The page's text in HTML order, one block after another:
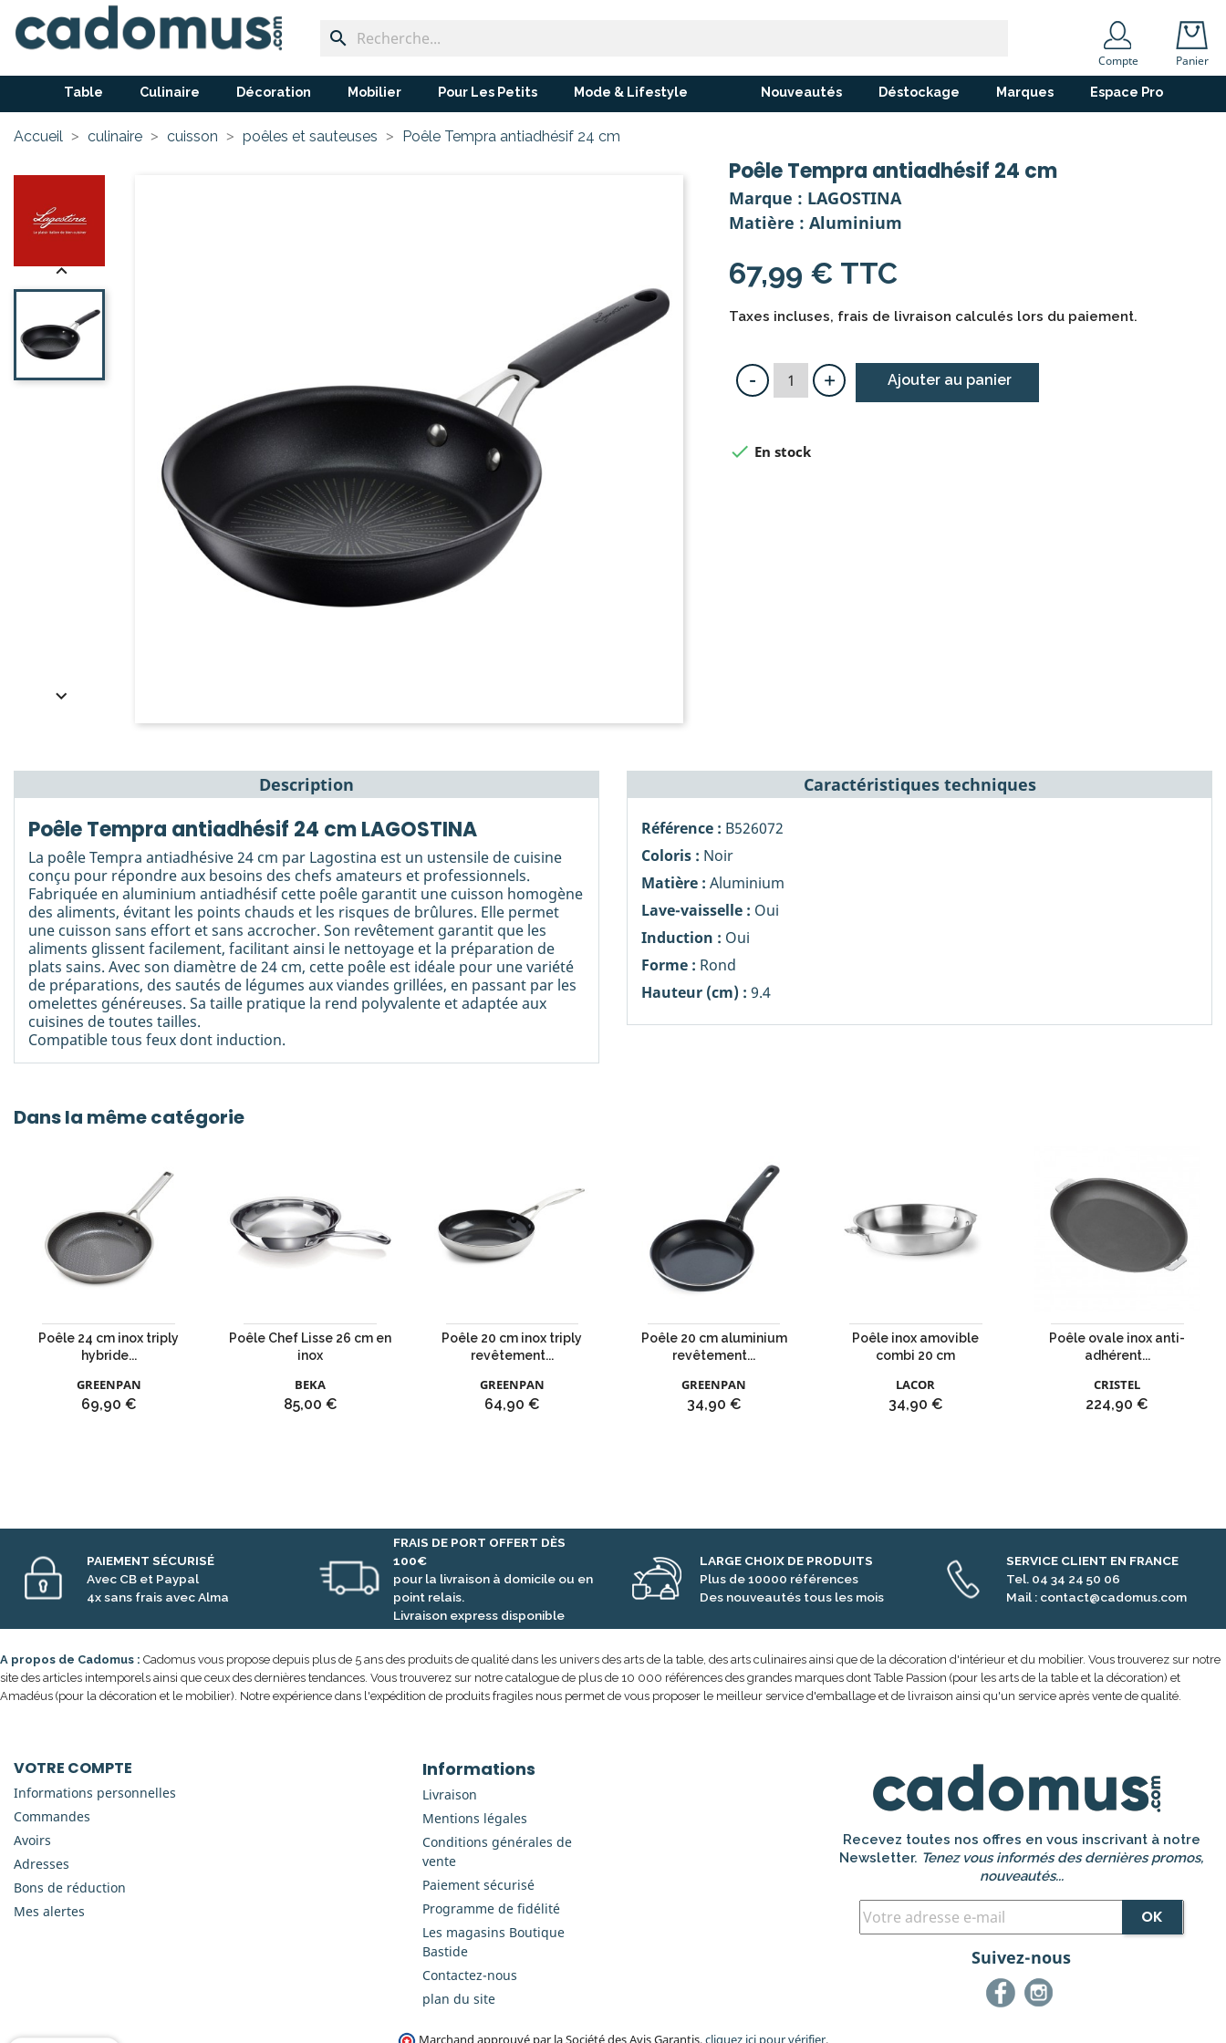
search
Compte
Panier
Table
Culinaire Décoration Mobilier Pour Les Petits Mode & Lifestyle Nouveautés Déstockage Marques Espace Pro
Accueil culinaire cuisson poêles et sauteuses Poêle Tempra antiadhésif 24 cm


Poêle Tempra antiadhésif 24 cm
Marque : LAGOSTINA
Matière : Aluminium
67,99 € TTC
Taxes incluses, frais de livraison calculés lors du paiement.
- +
 En stock
Ajouter au panier
Description
Poêle Tempra antiadhésif 24 cm LAGOSTINA
La poêle Tempra antiadhésive 24 cm par Lagostina est un ustensile de cuisine
conçu pour répondre aux besoins des chefs amateurs et professionnels.
Fabriquée en aluminium antiadhésif cette poêle garantit une cuisson homogène
des aliments, évitant les points chauds et les risques de brûlures. Elle permet
une cuisson sans effort et sans accrocher. Son revêtement garantit que les
aliments glissent facilement, facilitant ainsi le nettoyage et la préparation de
plats sains. Avec son diamètre de 24 cm, cette poêle est idéale pour une variété
de préparations, des sautés de légumes aux viandes grillées, en passant par les
omelettes généreuses. Sa taille pratique la rend polyvalente et adaptée aux
cuisines de toutes tailles.
Compatible tous feux dont induction.
Caractéristiques techniques
Référence : B526072
Coloris : Noir
Matière : Aluminium
Lave-vaisselle : Oui
Induction : Oui
Forme : Rond
Hauteur (cm) : 9.4
Dans la même catégorie
Poêle 24 cm inox triply
hybride...
GREENPAN
Prix
69,90 €
Poêle Chef Lisse 26 cm en
inox
BEKA
Prix
85,00 €
Poêle 20 cm inox triply
revêtement...
GREENPAN
Prix
64,90 €
Poêle 20 cm aluminium
revêtement...
GREENPAN
Prix
34,90 €
Poêle inox amovible
combi 20 cm
LACOR
Prix
34,90 €
Poêle ovale inox anti-
adhérent...
CRISTEL
Prix
224,90 €
PAIEMENT SÉCURISÉ
Avec CB et Paypal
4x sans frais avec Alma
FRAIS DE PORT OFFERT DÈS
100€
pour la livraison à domicile ou en
point relais.
Livraison express disponible
LARGE CHOIX DE PRODUITS
Plus de 10000 références
Des nouveautés tous les mois
SERVICE CLIENT EN FRANCE
Tel. 04 34 24 50 06
Mail : contact@cadomus.com
A propos de Cadomus : Cadomus vous propose depuis plus de 5 ans des produits de qualité dans les univers des arts de la table, des arts culinaires ainsi que de la décoration d'intérieur et du mobilier. Vous trouverez sur notre
site des articles intemporels ainsi que ceux des dernières tendances. Vous trouverez sur notre catalogue de plus de 10 000 références des grandes marques dont Table Passion (pour les arts de la table et la décoration) et
Amadéus (pour la décoration et le mobilier). Notre expérience dans l'expédition de produits fragiles nous permet de vous proposer le meilleur service d'emballage et de livraison ainsi qu'un service après vente de qualité.
VOTRE COMPTE
Informations personnelles
Commandes
Avoirs
Adresses
Bons de réduction
Mes alertes
Informations
Livraison
Mentions légales
Conditions générales de
vente
Paiement sécurisé
Programme de fidélité
Les magasins Boutique
Bastide
Contactez-nous
plan du site
Recevez toutes nos offres en vous inscrivant à notre
Newsletter. Tenez vous informés des dernières promos,
nouveautés...
Suivez-nous
FacebookInstagram
Marchand approuvé par la Société des Avis Garantis,cliquez ici pour vérifier.